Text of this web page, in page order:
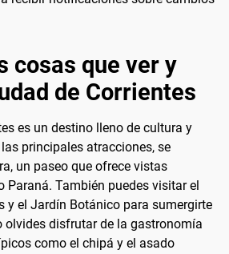
cosas que ver y
de Corrientes
es un destino lleno de cultura y
principales atracciones, se
un paseo que ofrece vistas
Paraná. También puedes visitar el
y el Jardín Botánico para sumergirte
olvides disfrutar de la gastronomía
como el chipá y el asado